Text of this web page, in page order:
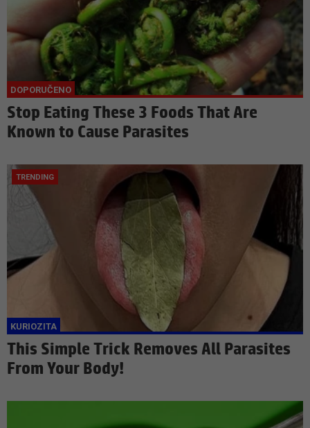
Stop Eating These 3 Foods That Are
Known to Cause Parasites
This Simple Trick Removes All Parasites
From Your Body!